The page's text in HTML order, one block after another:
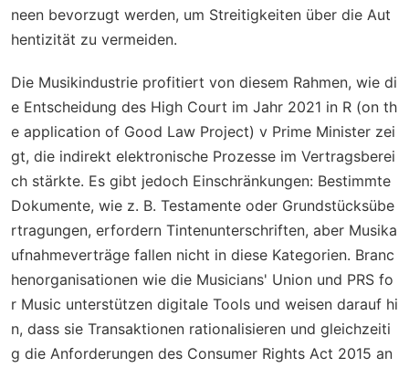
neen bevorzugt werden, um Streitigkeiten über die Aut
hentizität zu vermeiden.
Die Musikindustrie profitiert von diesem Rahmen, wie di
e Entscheidung des High Court im Jahr 2021 in R (on th
e application of Good Law Project) v Prime Minister zei
gt, die indirekt elektronische Prozesse im Vertragsberei
ch stärkte. Es gibt jedoch Einschränkungen: Bestimmte
Dokumente, wie z. B. Testamente oder Grundstücksübe
rtragungen, erfordern Tintenunterschriften, aber Musika
ufnahmeverträge fallen nicht in diese Kategorien. Branc
henorganisationen wie die Musicians' Union und PRS fo
r Music unterstützen digitale Tools und weisen darauf hi
n, dass sie Transaktionen rationalisieren und gleichzeiti
g die Anforderungen des Consumer Rights Act 2015 an